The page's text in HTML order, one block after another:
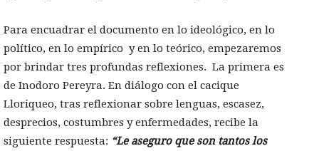
Para encuadrar el documento en lo ideológico, en lo
político, en lo empírico y en lo teórico, empezaremos
por brindar tres profundas reflexiones. La primera es
de Inodoro Pereyra. En diálogo con el cacique
Lloriqueo, tras reflexionar sobre lenguas, escasez,
desprecios, costumbres y enfermedades, recibe la
siguiente respuesta: “Le aseguro que son tantos los